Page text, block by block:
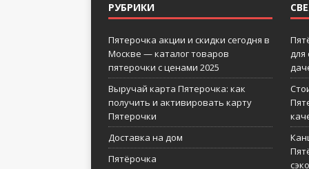
РУБРИКИ
Пятерочка акции и скидки сегодня в
Москве — каталог товаров
пятерочки с ценами 2025
Выручай карта Пятерочка: как
получить и активировать карту
Пятерочки
Доставка на дом
Пятёрочка
для